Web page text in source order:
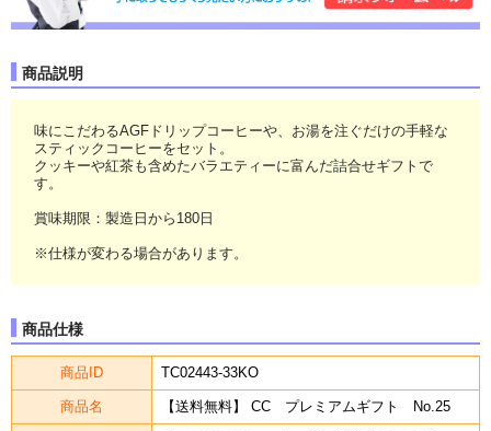
商品説明
味にこだわるAGFドリップコーヒーや、お湯を注ぐだけの手軽な
スティックコーヒーをセット。
クッキーや紅茶も含めたバラエティーに富んだ詰合せギフトで
す。
賞味期限：製造日から180日
※仕様が変わる場合があります。
商品仕様
商品ID TC02443-33KO
商品名 【送料無料】 CC プレミアムギフト No.25